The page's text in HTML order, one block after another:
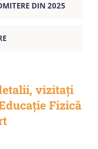
DIN 2025
vizitați
Fizică